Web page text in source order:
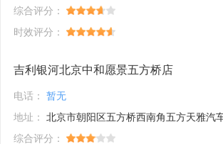
综合评分：
时效评分：
吉利银河北京中和愿景五方桥店
电话： 暂无
地址： 北京市朝阳区五方桥西南角五方天雅汽
综合评分：